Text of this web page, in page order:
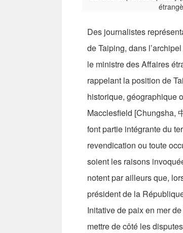
Des journalistes
de Taiping, dans
le ministre des Affaires
rappelant la position de
historique, géographique
Macclesfield [Chungsha,
font partie intégrante du
revendication ou toute
soient les raisons
notent par ailleurs que,
président de la
Initative de paix en mer
mettre de côté les